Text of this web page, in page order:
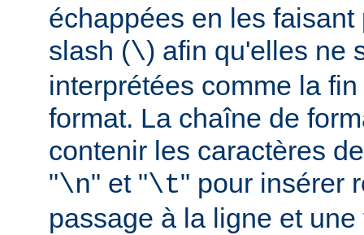
échappées en les
slash (\) afin qu'elles ne
interprétées comme la
format. La chaîne de
contenir les caractères
"\n" et "\t" pour insérer
passage à la ligne et